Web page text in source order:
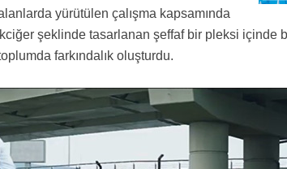
yürütülen çalışma kapsamında
şeklinde tasarlanan şeffaf bir pleksi içinde
farkındalık oluşturdu.